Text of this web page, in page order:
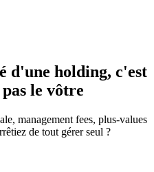
d'une holding, c'est
pas le vôtre
management fees, plus-values
de tout gérer seul ?